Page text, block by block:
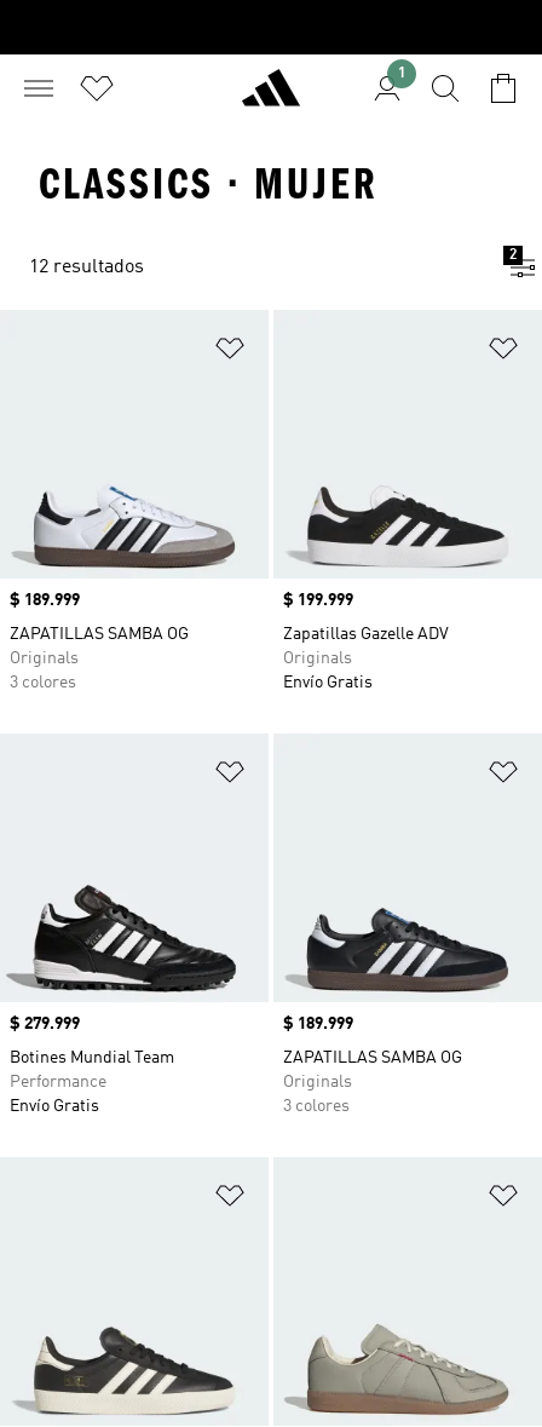
1
CLASSICS · MUJER
12 resultados
2
Precio
$ 189.999
ZAPATILLAS SAMBA OG
Originals
3 colores
Precio
$ 199.999
Zapatillas Gazelle ADV
Originals
Envío Gratis
Precio
$ 279.999
Botines Mundial Team
Performance
Envío Gratis
Precio
$ 189.999
ZAPATILLAS SAMBA OG
Originals
3 colores